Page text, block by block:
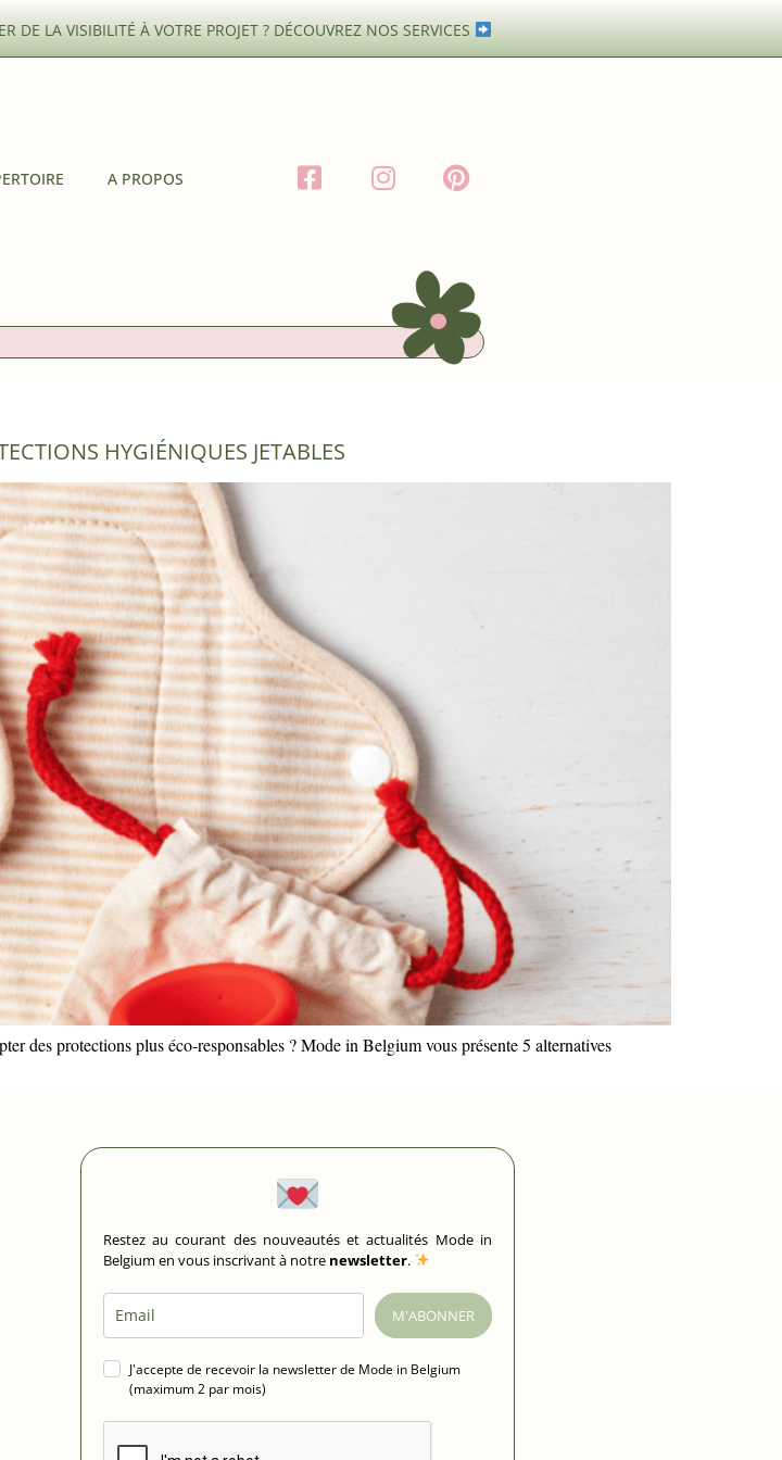
DE LA VISIBILITÉ À VOTRE PROJET ? DÉCOUVREZ NOS SERVICES
A PROPOS
HYGIÉNIQUES JETABLES
des protections plus éco-responsables ? Mode in Belgium vous présente 5 alternatives
Restez au courant des nouveautés et actualités Mode in
Belgium en vous inscrivant à notre newsletter.
M'ABONNER
J'accepte de recevoir la newsletter de Mode in Belgium
(maximum 2 par mois)